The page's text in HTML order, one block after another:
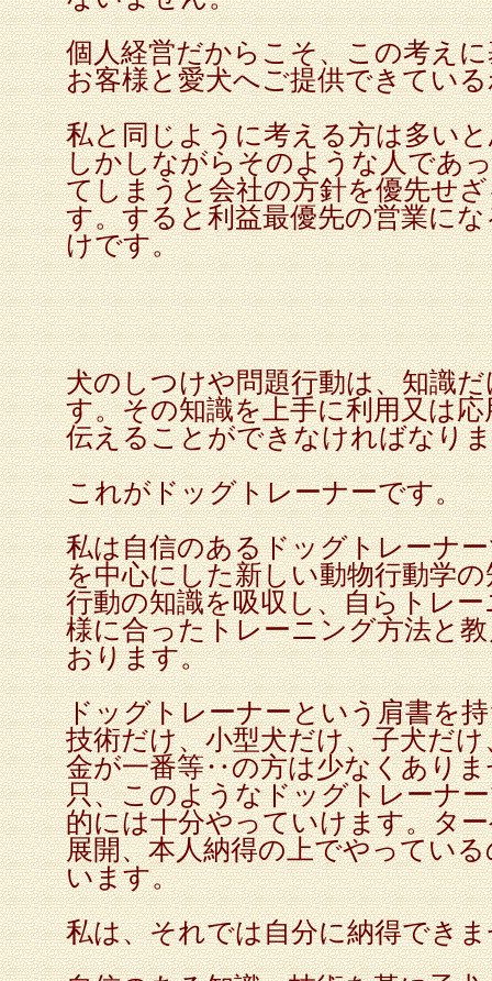
個人経営だからこそ、この考え
お客様と愛犬へご提供できてい
私と同じように考える方は多い
しかしながらそのような人であ
てしまうと会社の方針を優先せ
す。すると利益最優先の営業に
けです。
犬のしつけや問題行動は、知識
す。その知識を上手に利用又は
伝えることができなければなり
これがドッグトレーナーです。
私は自信のあるドッグトレーナ
を中心にした新しい動物行動学
行動の知識を吸収し、自らトレ
様に合ったトレーニング方法と
おります。
ドッグトレーナーという肩書を
技術だけ、小型犬だけ、子犬だ
金が一番等‥の方は少なくありま
只、このようなドッグトレーナ
的には十分やっていけます。タ
展開、本人納得の上でやってい
います。
私は、それでは自分に納得でき